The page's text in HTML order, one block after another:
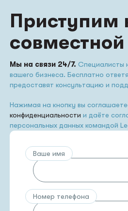
Приступим
Мы на связи 24/7. Специалисты
вашего бизнеса. Бесплатно
предоставят консультацию и
Нажимая на кнопку вы
конфиденциальности и даёте
персональных данных командой
Ваше имя
Номер телефона